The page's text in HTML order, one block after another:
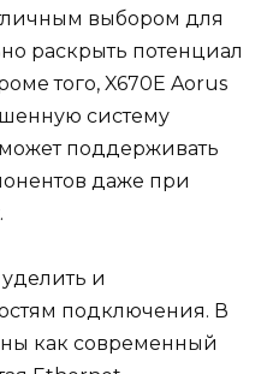
выбором для
раскрыть потенциал
того, X670E Aorus
систему
поддерживать
даже при
и
подключения. В
как современный